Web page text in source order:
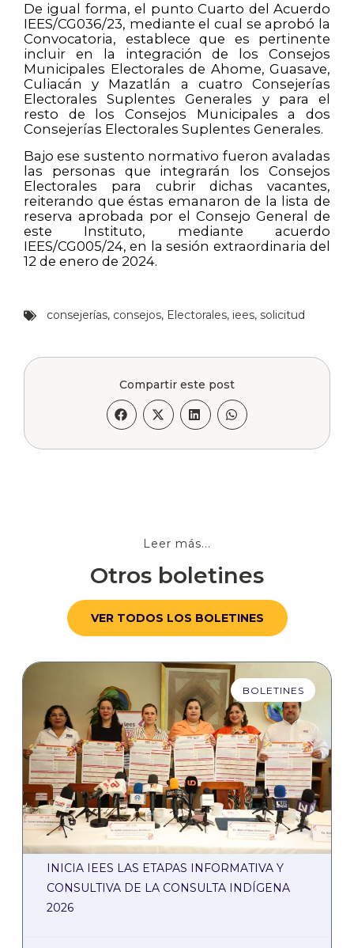
De igual forma, el punto Cuarto del Acuerdo
IEES/CG036/23, mediante el cual se aprobó la
Convocatoria, establece que es pertinente
incluir en la integración de los Consejos
Municipales Electorales de Ahome, Guasave,
Culiacán y Mazatlán a cuatro Consejerías
Electorales Suplentes Generales y para el
resto de los Consejos Municipales a dos
Consejerías Electorales Suplentes Generales.
Bajo ese sustento normativo fueron avaladas
las personas que integrarán los Consejos
Electorales para cubrir dichas vacantes,
reiterando que éstas emanaron de la lista de
reserva aprobada por el Consejo General de
este Instituto, mediante acuerdo
IEES/CG005/24, en la sesión extraordinaria del
12 de enero de 2024.
consejerías, consejos, Electorales, iees, solicitud
Compartir este post
Leer más...
Otros boletines
VER TODOS LOS BOLETINES
BOLETINES
INICIA IEES LAS ETAPAS INFORMATIVA Y
CONSULTIVA DE LA CONSULTA INDÍGENA
2026